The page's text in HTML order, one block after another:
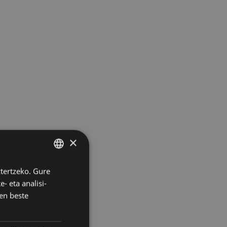
BASQUE
SPANISH
×
Gure
eta analisi-
beste